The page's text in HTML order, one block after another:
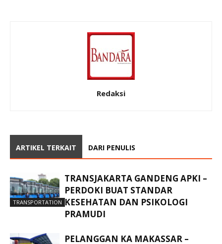
Redaksi
ARTIKEL TERKAIT DARI PENULIS
TRANSPORTATION
TRANSJAKARTA GANDENG APKI –
PERDOKI BUAT STANDAR
KESEHATAN DAN PSIKOLOGI
PRAMUDI
PELANGGAN KA MAKASSAR –